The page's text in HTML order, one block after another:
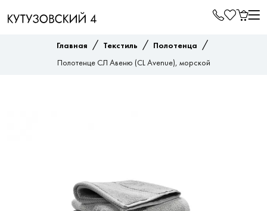
Главная / Текстиль / Полотенца /
Полотенце СЛ Авеню (CL Avenue), морской